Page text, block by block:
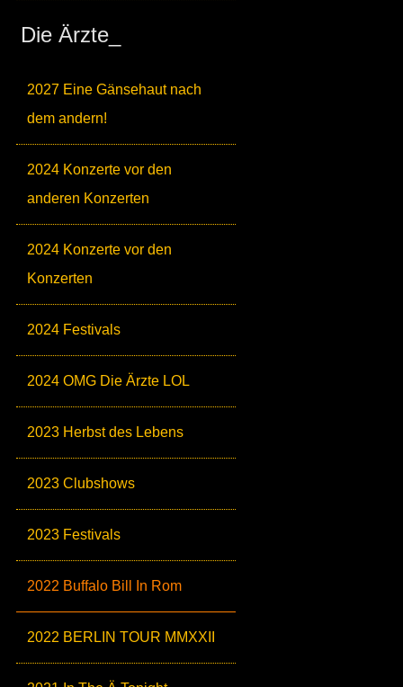
Die Ärzte_
2027 Eine Gänsehaut nach
dem andern!
2024 Konzerte vor den
anderen Konzerten
2024 Konzerte vor den
Konzerten
2024 Festivals
2024 OMG Die Ärzte LOL
2023 Herbst des Lebens
2023 Clubshows
2023 Festivals
2022 Buffalo Bill In Rom
2022 BERLIN TOUR MMXXII